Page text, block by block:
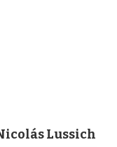
Lussich